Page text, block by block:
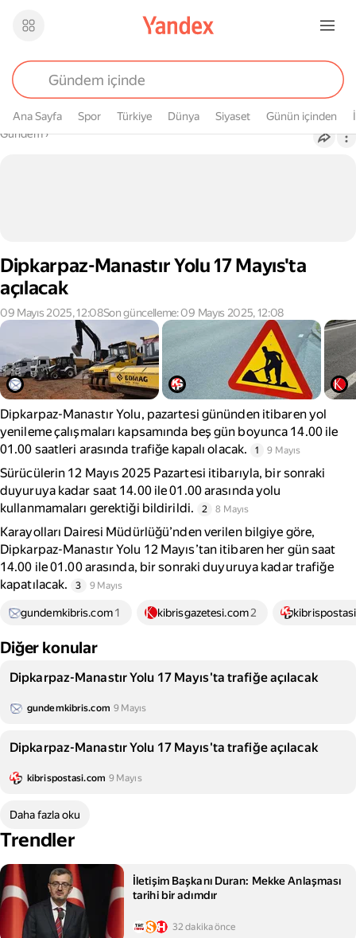
Ana Sayfa Spor Türkiye Dünya Siyaset Günün içinden
Buradasın
Gündem›
Dipkarpaz-Manastır Yolu 17 Mayıs'ta
açılacak
09 Mayıs 2025, 12:08Son güncelleme: 09 Mayıs 2025, 12:08
Dipkarpaz-Manastır Yolu, pazartesi gününden itibaren yol
yenileme çalışmaları kapsamında beş gün boyunca 14.00 ile
01.00 saatleri arasında trafiğe kapalı olacak.
1 9 Mayıs
Sürücülerin 12 Mayıs 2025 Pazartesi itibarıyla, bir sonraki
duyuruya kadar saat 14.00 ile 01.00 arasında yolu
kullanmamaları gerektiği bildirildi.
2 8 Mayıs
Karayolları Dairesi Müdürlüğü’nden verilen bilgiye göre,
Dipkarpaz-Manastır Yolu 12 Mayıs’tan itibaren her gün saat
14.00 ile 01.00 arasında, bir sonraki duyuruya kadar trafiğe
kapatılacak.
3 9 Mayıs
gundemkibris.com 1 kibrisgazetesi.com2
Diğer konular
Dipkarpaz-Manastır Yolu 17 Mayıs'ta trafiğe açılacak
gundemkibris.com 9 Mayıs
Dipkarpaz-Manastır Yolu 17 Mayıs'ta trafiğe açılacak
kibrispostasi.com 9 Mayıs
Daha fazla oku
Trendler
İletişim Başkanı Duran: Mekke Anlaşması
tarihi bir adımdır
32 dakika önce